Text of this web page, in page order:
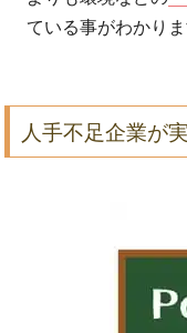
ている事がわかりま
人手不足企業が